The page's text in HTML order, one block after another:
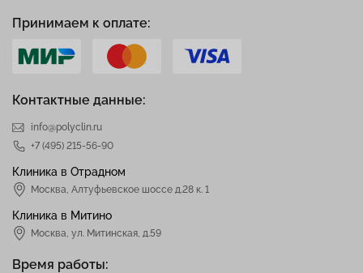
Контактные данные:
info@polyclin.ru
+7 (495) 215-56-90
Клиника в Отрадном
Москва, Алтуфьевское шоссе д.28 к. 1
Клиника в Митино
Москва, ул. Митинская, д.59
Время работы:
Принимаем к оплате: